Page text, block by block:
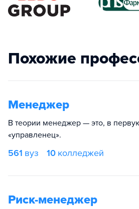
Похожие
Менеджер
В теории менеджер — это, в
«управленец».
561 вуз 10 колледжей
Риск-менеджер